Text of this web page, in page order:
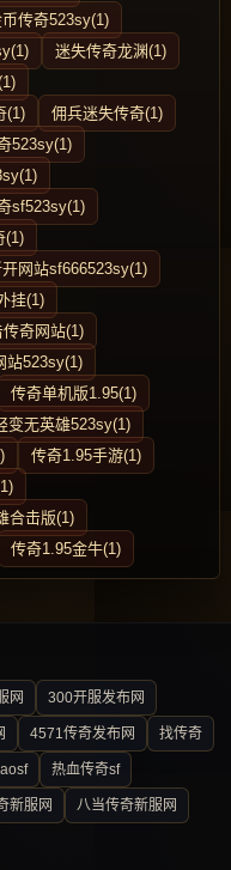
传奇523sy(1)
迷失传奇龙渊(1)
(1)
佣兵迷失传奇(1)
523sy(1)
sf523sy(1)
(1)
网站sf666523sy(1)
挂(1)
奇网站(1)
站523sy(1)
传奇单机版1.95(1)
变无英雄523sy(1)
传奇1.95手游(1)
合击版(1)
传奇1.95金牛(1)
网 300开服发布网
4571传奇发布网 找传奇
热血传奇sf
新服网 八当传奇新服网